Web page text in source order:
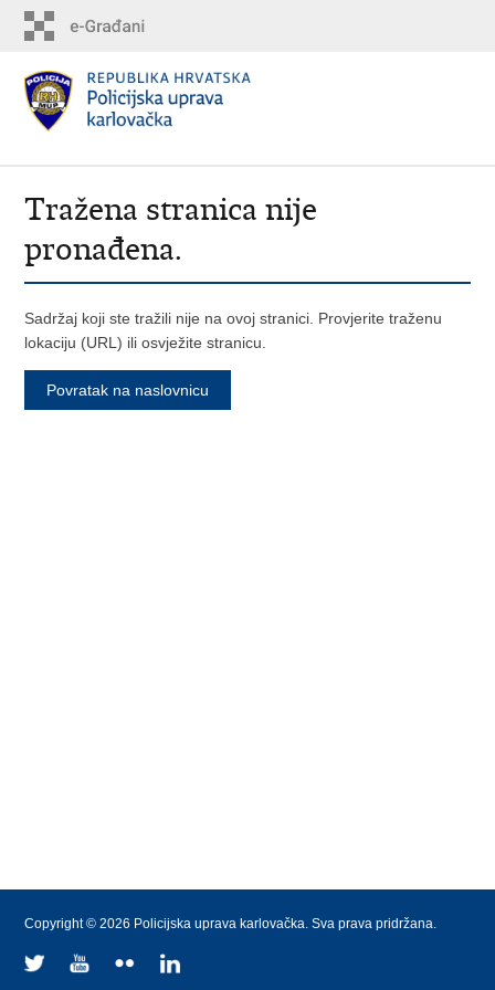
Tražena stranica nije
pronađena.
Sadržaj koji ste tražili nije na ovoj stranici. Provjerite traženu
lokaciju (URL) ili osvježite stranicu.
Povratak na naslovnicu
Copyright © 2026 Policijska uprava karlovačka. Sva prava pridržana.